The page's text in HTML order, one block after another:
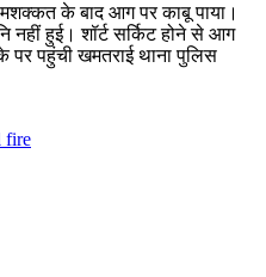
के बाद आग पर काबू पाया।
नहीं हुई। शॉर्ट सर्किट होने से आग
पर पहुंची खमतराई थाना पुलिस
fire